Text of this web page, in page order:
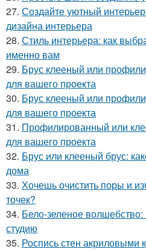
27. Создайте уютный
дизайна интерьера
28. Стиль интерьера: как
именно вам
29. Брус клееный или
для вашего проекта
30. Брус клееный или
для вашего проекта
31. Профилированный или
для вашего проекта
32. Брус или клееный брус:
дома
33. Хочешь очистить поры и
точек?
34. Бело-зеленое волшебство:
студию
35. Роспись стен акриловыми